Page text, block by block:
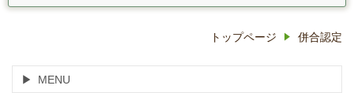
トップページ 併合認定
MENU